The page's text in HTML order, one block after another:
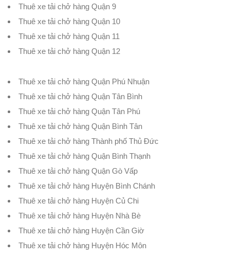
Thuê xe tải chở hàng Quận 9
Thuê xe tải chở hàng Quận 10
Thuê xe tải chở hàng Quận 11
Thuê xe tải chở hàng Quận 12
Thuê xe tải chở hàng Quận Phú Nhuận
Thuê xe tải chở hàng Quận Tân Bình
Thuê xe tải chở hàng Quận Tân Phú
Thuê xe tải chở hàng Quận Bình Tân
Thuê xe tải chở hàng Thành phố Thủ Đức
Thuê xe tải chở hàng Quận Bình Thạnh
Thuê xe tải chở hàng Quận Gò Vấp
Thuê xe tải chở hàng Huyện Bình Chánh
Thuê xe tải chở hàng Huyện Củ Chi
Thuê xe tải chở hàng Huyện Nhà Bè
Thuê xe tải chở hàng Huyện Cần Giờ
Thuê xe tải chở hàng Huyện Hóc Môn